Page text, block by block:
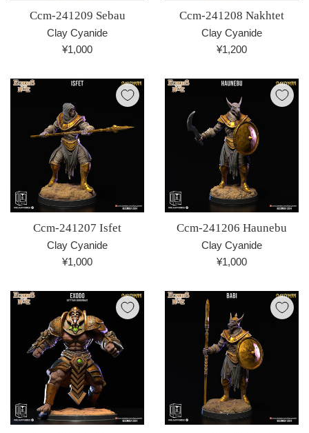
Ccm-241209 Sebau
Clay Cyanide
通
価
¥1,000
Ccm-241208 Nakhtet
Clay Cyanide
通
価
格
¥1,200
Ccm-241207 Isfet
Clay Cyanide
通
価
格
¥1,000
Ccm-241206 Haunebu
Clay Cyanide
通
価
¥1,000